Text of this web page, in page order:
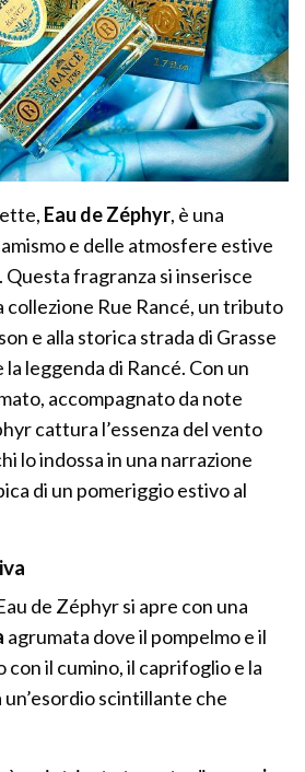
Eau de Zéphyr, è una
e delle atmosfere estive
Questa fragranza si inserisce
Rue Rancé, un tributo
e alla storica strada di Grasse
leggenda di Rancé. Con un
accompagnato da note
cattura l’essenza del vento
lo indossa in una narrazione
di un pomeriggio estivo al
de Zéphyr si apre con una
agrumata dove il pompelmo e il
con il cumino, il caprifoglio e la
scintillante che